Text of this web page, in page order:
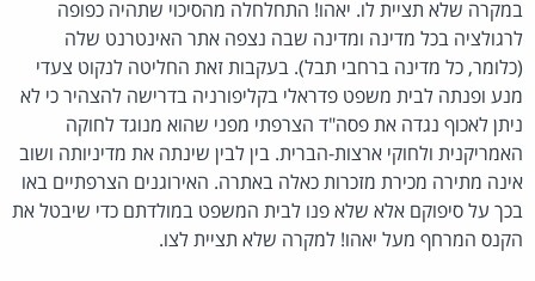
במקרה שלא תציית לו. יאהו! התחלחלה מהסיכוי שתהיה כפופה
לרגולציה בכל מדינה ומדינה שבה נצפה אתר האינטרנט שלה
(כלומר, כל מדינה ברחבי תבל). בעקבות זאת החליטה לנקוט צעדי
מנע ופנתה לבית משפט פדראלי בקליפורניה בדרישה להצהיר כי לא
ניתן לאכוף נגדה את פסה"ד הצרפתי מפני שהוא מנוגד לחוקה
האמריקנית ולחוקי ארצות-הברית. בין לבין שינתה את מדיניותה ושוב
אינה מתירה מכירת מזכרות כאלה באתרה. האירוגנים הצרפתיים באו
בכך על סיפוקם אלא שלא פנו לבית המשפט במולדתם כדי שיבטל את
הקנס המרחף מעל יאהו! למקרה שלא תציית לצו.